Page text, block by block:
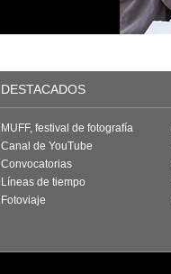
DESTACADOS
MUFF, festival de fotografía
Canal de YouTube
Convocatorias
Líneas de tiempo
Fotoviaje